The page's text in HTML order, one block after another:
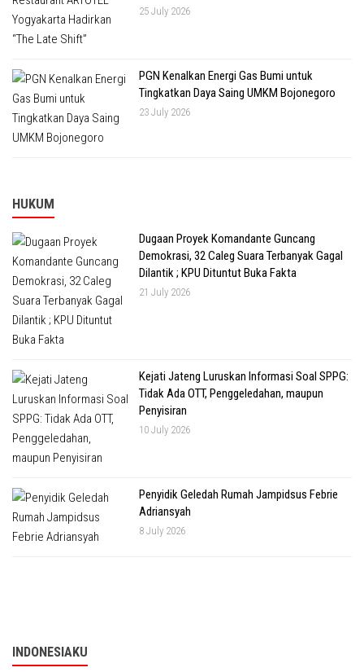
25 July 2026
PGN Kenalkan Energi Gas Bumi untuk
Tingkatkan Daya Saing UMKM Bojonegoro
23 July 2026
HUKUM
Dugaan Proyek Komandante Guncang
Demokrasi, 32 Caleg Suara Terbanyak Gagal
Dilantik ; KPU Dituntut Buka Fakta
21 July 2026
Kejati Jateng Luruskan Informasi Soal SPPG:
Tidak Ada OTT, Penggeledahan, maupun
Penyisiran
10 July 2026
Penyidik Geledah Rumah Jampidsus Febrie
Adriansyah
8 July 2026
INDONESIAKU